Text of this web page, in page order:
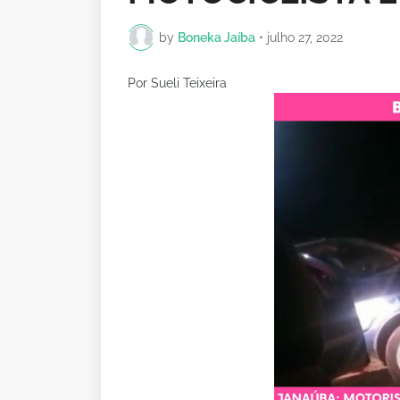
by Boneka Jaíba • julho 27, 2022
Por Sueli Teixeira